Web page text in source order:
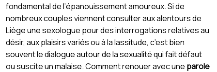
fondamental de l’épanouissement amoureux. Si de
nombreux couples viennent consulter aux alentours de
Liège une sexologue pour des interrogations relatives au
désir, aux plaisirs variés ou à la lassitude, c’est bien
souvent le dialogue autour de la sexualité qui fait défaut
ou suscite un malaise. Comment renouer avec une parole